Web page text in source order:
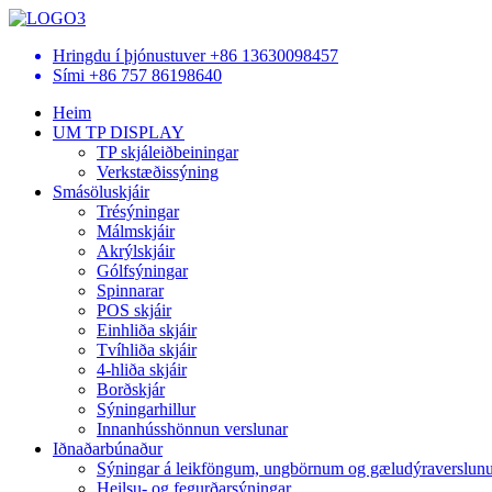
Hringdu í þjónustuver +86 13630098457
Sími +86 757 86198640
Heim
UM TP DISPLAY
TP skjáleiðbeiningar
Verkstæðissýning
Smásöluskjáir
Trésýningar
Málmskjáir
Akrýlskjáir
Gólfsýningar
Spinnarar
POS skjáir
Einhliða skjáir
Tvíhliða skjáir
4-hliða skjáir
Borðskjár
Sýningarhillur
Innanhússhönnun verslunar
Iðnaðarbúnaður
Sýningar á leikföngum, ungbörnum og
Heilsu- og fegurðarsýningar